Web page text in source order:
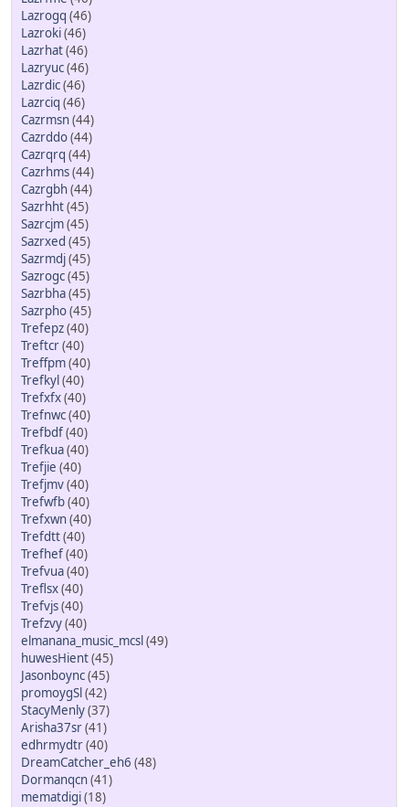
Lazrogq (46)
Lazroki(46)
Lazrhat(46)
Lazryuc(46)
Lazrdic(46)
Lazrciq (46)
Cazrmsn(44)
Cazrddo(44)
Cazrqrq (44)
Cazrhms(44)
Cazrgbh(44)
Sazrhht(45)
Sazrcjm(45)
Sazrxed (45)
Sazrmdj(45)
Sazrogc(45)
Sazrbha(45)
Sazrpho(45)
Trefepz(40)
Treftcr(40)
Treffpm(40)
Trefkyl(40)
Trefxfx(40)
Trefnwc(40)
Trefbdf(40)
Trefkua(40)
Trefjie (40)
Trefjmv(40)
Trefwfb(40)
Trefxwn(40)
Trefdtt(40)
Trefhef(40)
Trefvua(40)
Treflsx(40)
Trefvjs(40)
Trefzvy(40)
elmanana_music_mcsl(49)
huwesHient(45)
Jasonboync(45)
promoygSl(42)
StacyMenly(37)
Arisha37sr(41)
edhrmydtr(40)
DreamCatcher_eh6 (48)
Dormanqcn(41)
mematdigi(18)